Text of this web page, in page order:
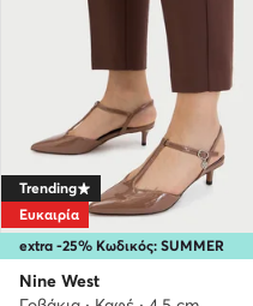
extra -25% Κωδικός: SUMMER
Trending
Ευκαιρία
Nine West